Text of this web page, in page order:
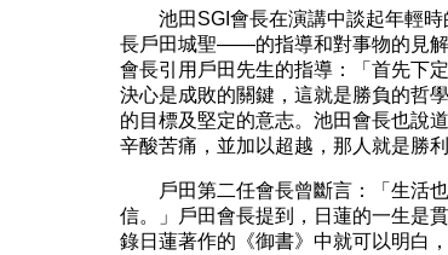
池田SGI會長在演講中談起年輕時
長戶田城聖——的指導和對事物的見
會長引用戶田先生的指導：「首先下
決心是成敗的關鍵，這就是勝負的哲
的目標及堅定的意志。池田會長也說
辛酸苦痛，並加以超越，那人就是勝利
戶田第二任會長曾斷言：「生活也
信。」戶田會長提到，日蓮的一生是
錄日蓮著作的《御書》中就可以明